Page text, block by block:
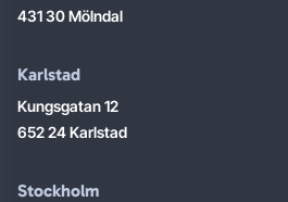
431 30 Mölndal
Karlstad
Kungsgatan 12
652 24 Karlstad
Stockholm